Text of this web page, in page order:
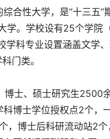
合性大学，是“十三五
学。学校设有25个学
学科专业设置涵盖文学
门类。
士、硕士研究生2500
博士学位授权点2个，
，博士后科研流动站2